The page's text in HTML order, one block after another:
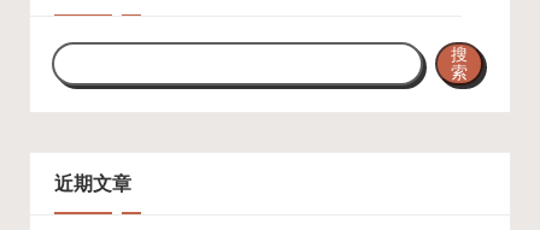
搜
索
近期文章